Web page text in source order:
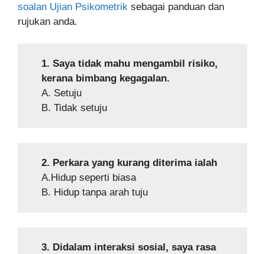
soalan Ujian Psikometrik sebagai panduan dan
rujukan anda.
1. Saya tidak mahu mengambil risiko,
kerana bimbang kegagalan.
A. Setuju
B. Tidak setuju
2. Perkara yang kurang diterima ialah
A.Hidup seperti biasa
B. Hidup tanpa arah tuju
3. Didalam interaksi sosial, saya rasa